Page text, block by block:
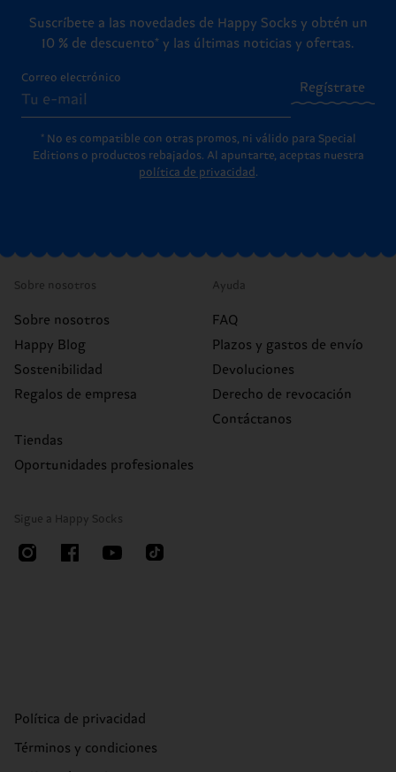
Suscríbete a las novedades de Happy Socks y obtén un
10 % de descuento* y las últimas noticias y ofertas.
Correo electrónico
Regístrate
* No es compatible con otras promos, ni válido para Special
Editions o productos rebajados. Al apuntarte, aceptas nuestra
política de privacidad .
Sobre nosotros
Sobre nosotros
Happy Blog
Sostenibilidad
Regalos de empresa
Tiendas
Oportunidades profesionales
Ayuda
FAQ
Plazos y gastos de envío
Devoluciones
Derecho de revocación
Contáctanos
Sigue a Happy Socks
Política de privacidad
Términos y condiciones